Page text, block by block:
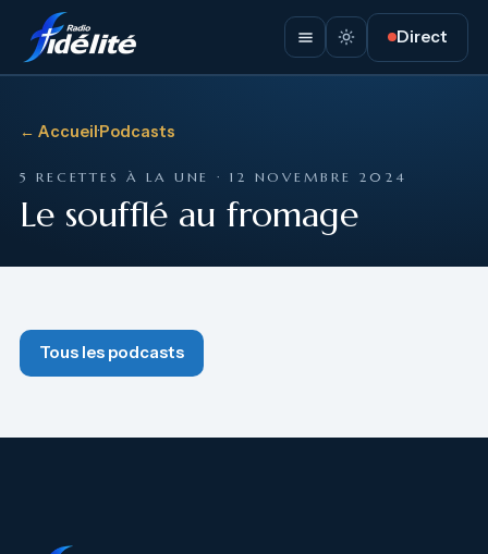
Direct
← Accueil·Podcasts
5 RECETTES À LA UNE · 12 NOVEMBRE 2024
Le soufflé au fromage
Tous les podcasts